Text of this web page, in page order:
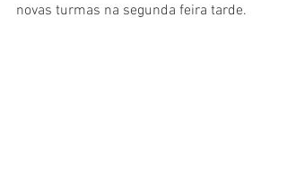
novas turmas na segunda feira tarde.